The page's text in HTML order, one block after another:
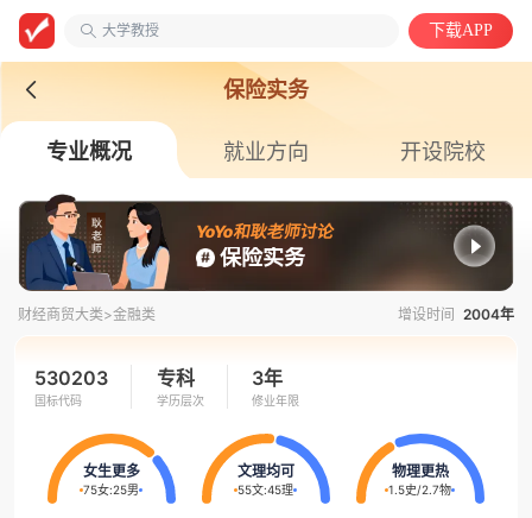
大学教授
下载APP
保险实务
专业概况 就业方向 开设院校
YoYo和耿老师讨论
保险实务
财经商贸大类>金融类 增设时间 2004年
530203
国标代码
专科
学历层次
3年
修业年限
女生更多
75女:25男
文理均可
55文:45理
物理更热
1.5史/2.7物